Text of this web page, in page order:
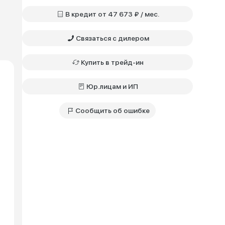
В кредит от 47 673 ₽ / мес.
Связаться с дилером
Купить в трейд-ин
Юр.лицам и ИП
Сообщить об ошибке